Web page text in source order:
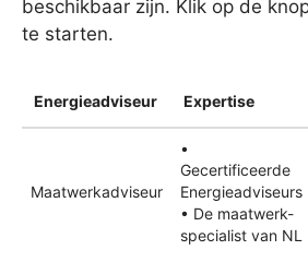
beschikbaar zijn. Klik op de
te starten.
Energieadviseur Expertise
Maatwerkadviseur
•
Gecertificeerde
Energieadviseurs
• De maatwerk-
specialist van NL